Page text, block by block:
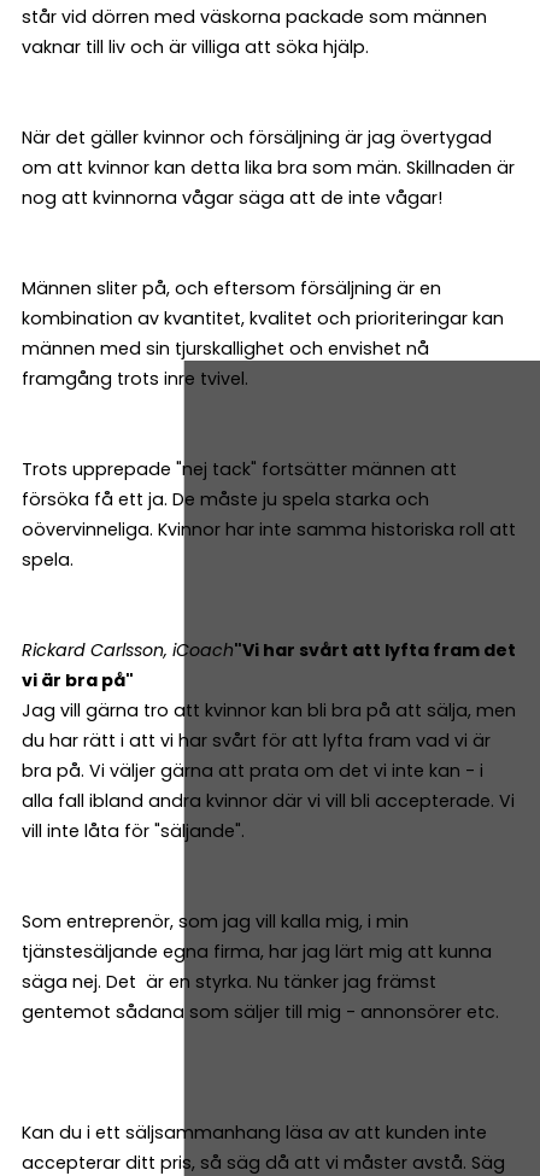
står vid dörren med väskorna packade som männen
vaknar till liv och är villiga att söka hjälp.
När det gäller kvinnor och försäljning är jag övertygad
om att kvinnor kan detta lika bra som män. Skillnaden är
nog att kvinnorna vågar säga att de inte vågar!
Männen sliter på, och eftersom försäljning är en
kombination av kvantitet, kvalitet och prioriteringar kan
männen med sin tjurskallighet och envishet nå
framgång trots inre tvivel.
Trots upprepade "nej tack" fortsätter männen att
försöka få ett ja. De måste ju spela starka och
oövervinneliga. Kvinnor har inte samma historiska roll att
spela.
Rickard Carlsson, iCoach"Vi har svårt att lyfta fram det
vi är bra på"
Jag vill gärna tro att kvinnor kan bli bra på att sälja, men
du har rätt i att vi har svårt för att lyfta fram vad vi är
bra på. Vi väljer gärna att prata om det vi inte kan - i
alla fall ibland andra kvinnor där vi vill bli accepterade. Vi
vill inte låta för "säljande".
Som entreprenör, som jag vill kalla mig, i min
tjänstesäljande egna firma, har jag lärt mig att kunna
säga nej. Det är en styrka. Nu tänker jag främst
gentemot sådana som säljer till mig - annonsörer etc.
Kan du i ett säljsammanhang läsa av att kunden inte
accepterar ditt pris, så säg då att vi måster avstå. Säg